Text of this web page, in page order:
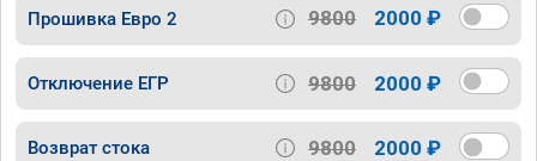
Прошивка Евро 2 9800 2000 ₽
Отключение ЕГР 9800 2000 ₽
Возврат стока 9800 2000 ₽